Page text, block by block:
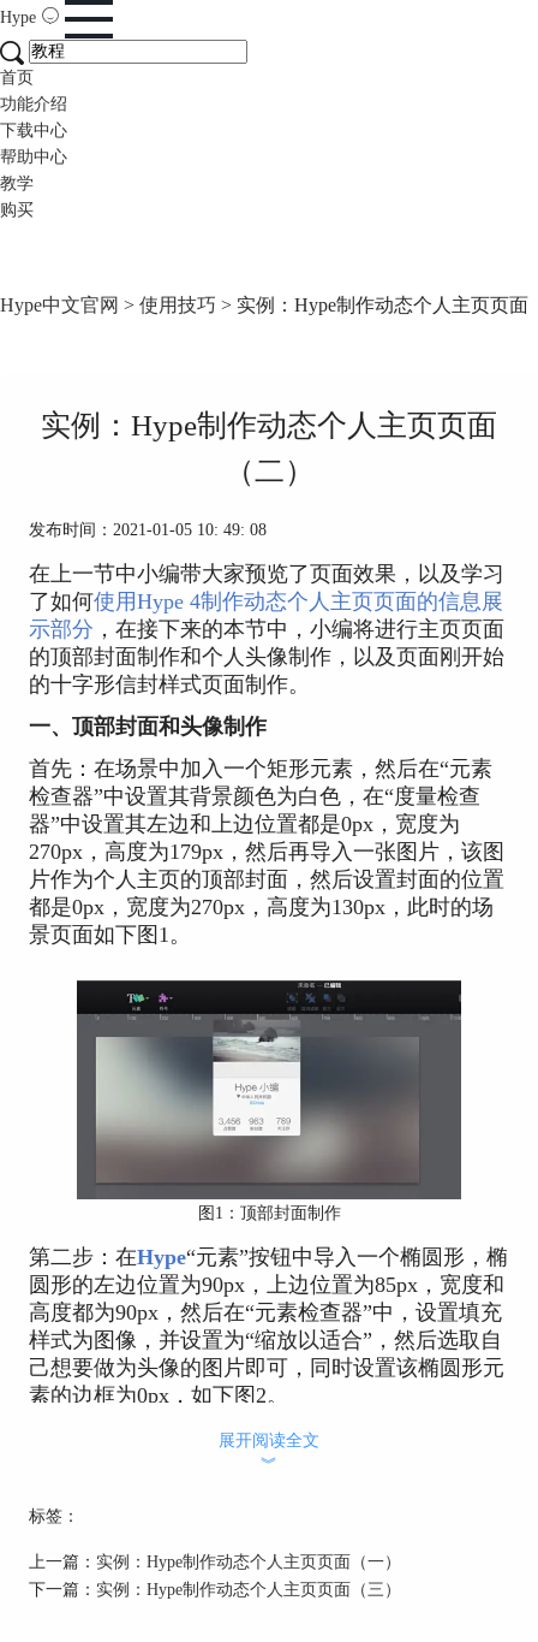
Hype
首页
功能介绍
下载中心
帮助中心
教学
购买
Hype中文官网 > 使用技巧 > 实例：Hype制作动态个人主页页面
实例：Hype制作动态个人主页页面
（二）
发布时间：2021-01-05 10: 49: 08
在上一节中小编带大家预览了页面效果，以及学习
了如何使用Hype 4制作动态个人主页页面的信息展
示部分 ，在接下来的本节中，小编将进行主页页面
的顶部封面制作和个人头像制作，以及页面刚开始
的十字形信封样式页面制作。
一、顶部封面和头像制作
首先：在场景中加入一个矩形元素，然后在“元素
检查器”中设置其背景颜色为白色，在“度量检查
器”中设置其左边和上边位置都是0px，宽度为
270px，高度为179px，然后再导入一张图片，该图
片作为个人主页的顶部封面，然后设置封面的位置
都是0px，宽度为270px，高度为130px，此时的场
景页面如下图1。
图1：顶部封面制作
第二步：在Hype“元素”按钮中导入一个椭圆形，椭
圆形的左边位置为90px，上边位置为85px，宽度和
高度都为90px，然后在“元素检查器”中，设置填充
样式为图像，并设置为“缩放以适合”，然后选取自
己想要做为头像的图片即可，同时设置该椭圆形元
素的边框为0px，如下图2。
展开阅读全文
︾
标签：
上一篇： 实例：Hype制作动态个人主页页面（一）
下一篇： 实例：Hype制作动态个人主页页面（三）